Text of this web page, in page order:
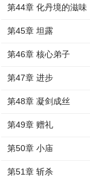
第44章 化丹境的滋味
第45章 坦露
第46章 核心弟子
第47章 进步
第48章 凝剑成丝
第49章 赠礼
第50章 小庙
第51章 斩杀